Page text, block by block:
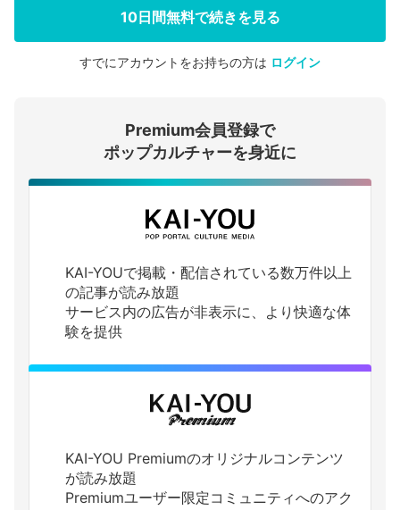
会員登録する
ログインする
10日間無料で続きを見る
すでにアカウントをお持ちの方は ログイン
Premium会員登録で
ポップカルチャーを身近に
KAI-YOUで掲載・配信されている数万件以上
の記事が読み放題
サービス内の広告が非表示に、より快適な体
験を提供
KAI-YOU Premiumのオリジナルコンテンツ
が読み放題
Premiumユーザー限定コミュニティへのアク